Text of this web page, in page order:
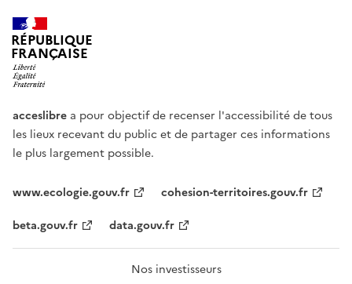
RÉPUBLIQUE
FRANÇAISE
acceslibre a pour objectif de recenser l'accessibilité de tous
les lieux recevant du public et de partager ces informations
le plus largement possible.
www.ecologie.gouv.fr
cohesion-territoires.gouv.fr
beta.gouv.fr
data.gouv.fr
Nos investisseurs